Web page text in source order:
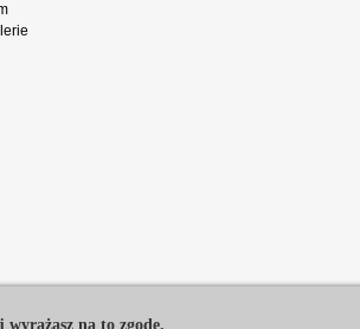
na to zgodę.